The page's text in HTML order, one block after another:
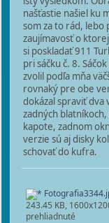
našťastie našiel ku
som za to rád, lebo
zaujímavosť o
si poskladať 911
pri sáčku č. 8.
zvolil podľa mňa
rovnaký pre obe
dokázal spraviť dva
zadných
kapote, zadnom
verzie sú aj disky
schovať do kufra.
243.45 KB,
prehliadnuté